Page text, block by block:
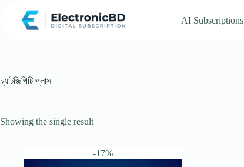
content
AI Subscriptions
চ্যাটজিপিটি প্লাস
Showing the single result
-17%